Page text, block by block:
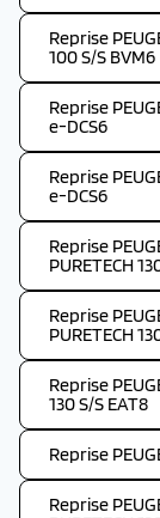
Reprise
100 S/S BVM6
Reprise
e-DCS6
Reprise
e-DCS6
Reprise
PURETECH
Reprise
PURETECH
Reprise
130 S/S EAT8
Reprise
Reprise